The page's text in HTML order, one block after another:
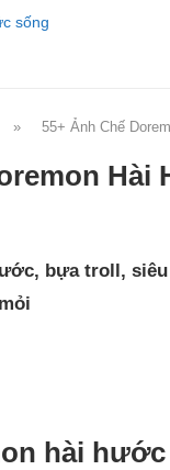
» 55+ Ảnh Chế
bựa troll,
hài hước